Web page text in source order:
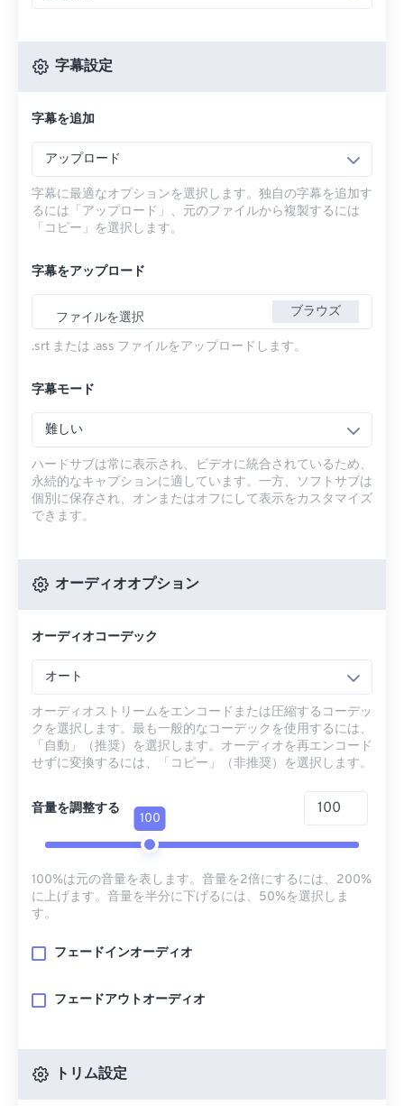
字幕設定
字幕を追加
アップロード
字幕に最適なオプションを選択します。独自の字幕を追加す
るには「アップロード」、元のファイルから複製するには
「コピー」を選択します。
字幕をアップロード
ファイルを選択 ブラウズ
.srt または .ass ファイルをアップロードします。
字幕モード
難しい
ハードサブは常に表示され、ビデオに統合されているため、
永続的なキャプションに適しています。一方、ソフトサブは
個別に保存され、オンまたはオフにして表示をカスタマイズ
できます。
オーディオオプション
オーディオコーデック
オート
オーディオストリームをエンコードまたは圧縮するコーデッ
クを選択します。最も一般的なコーデックを使用するには、
「自動」（推奨）を選択します。オーディオを再エンコード
せずに変換するには、「コピー」（非推奨）を選択します。
音量を調整する
100
100%は元の音量を表します。音量を2倍にするには、200%
に上げます。音量を半分に下げるには、50%を選択しま
す。
フェードインオーディオ
フェードアウトオーディオ
トリム設定